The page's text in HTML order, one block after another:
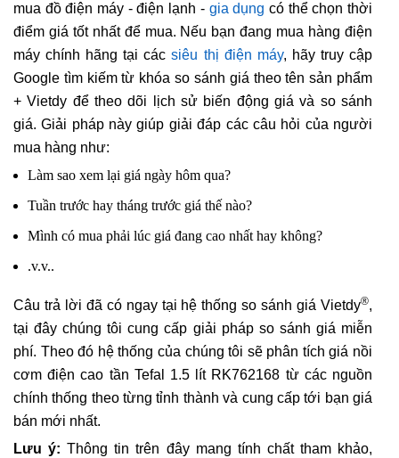
mua đồ điện máy - điện lạnh - gia dụng có thể chọn thời
điểm giá tốt nhất để mua. Nếu bạn đang mua hàng điện
máy chính hãng tại cácsiêu thị điện máy, hãy truy cập
Google tìm kiếm từ khóa so sánh giá theo tên sản phẩm
+ Vietdy để theo dõi lịch sử biến động giá và so sánh
giá. Giải pháp này giúp giải đáp các câu hỏi của người
mua hàng như:
Làm sao xem lại giá ngày hôm qua?
Tuần trước hay tháng trước giá thế nào?
Mình có mua phải lúc giá đang cao nhất hay không?
.v.v..
Câu trả lời đã có ngay tại hệ thống so sánh giá Vietdy®,
tại đây chúng tôi cung cấp giải pháp so sánh giá miễn
phí. Theo đó hệ thống của chúng tôi sẽ phân tích giá nồi
cơm điện cao tần Tefal 1.5 lít RK762168 từ các nguồn
chính thống theo từng tỉnh thành và cung cấp tới bạn giá
bán mới nhất.
Lưu ý: Thông tin trên đây mang tính chất tham khảo,